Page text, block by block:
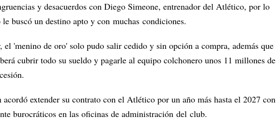
y desacuerdos con Diego Simeone, entrenador del Atlético, por lo
buscó un destino apto y con muchas condiciones.
el 'menino de oro' solo pudo salir cedido y sin opción a compra, además que
cubrir todo su sueldo y pagarle al equipo colchonero unos 11 millones de
extender su contrato con el Atlético por un año más hasta el 2027 con
burocráticos en las oficinas de administración del club.